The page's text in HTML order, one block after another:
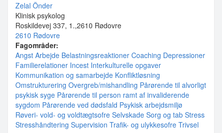
Zelal Önder
Klinisk psykolog
Roskildevej 337, 1.,2610 Rødovre
2610 Rødovre
Fagområder:
Angst Arbejde Belastningsreaktioner Coaching Depressioner
Familierelationer Incest Interkulturelle opgaver
Kommunikation og samarbejde Konfliktløsning
Omstrukturering Overgreb/mishandling Pårørende til alvorligt
psykisk syge Pårørende til person ramt af invaliderende
sygdom Pårørende ved dødsfald Psykisk arbejdsmiljø
Røveri- vold- og voldtægtsofre Selvskade Sorg og tab Stress
Stresshåndtering Supervision Trafik- og ulykkesofre Trivsel